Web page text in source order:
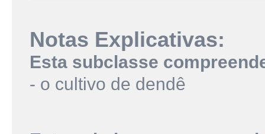
Notas Explicativas:
Esta subclasse
- o cultivo de dendê